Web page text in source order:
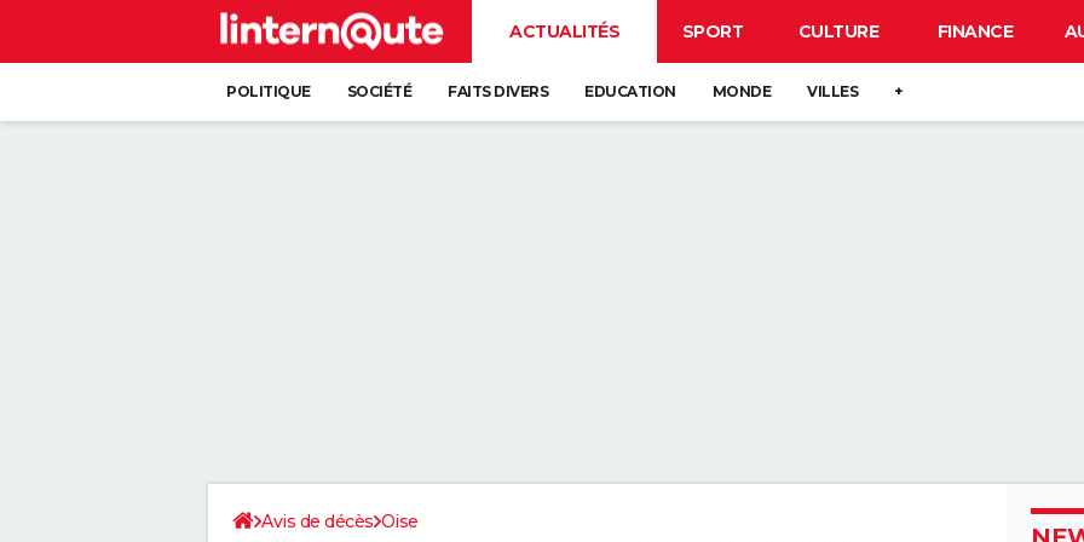
ACTUALITÉS SPORT CULTURE FINANCE
POLITIQUE SOCIÉTÉ FAITS DIVERS EDUCATION MONDE VILLES +
Avis de décès Oise